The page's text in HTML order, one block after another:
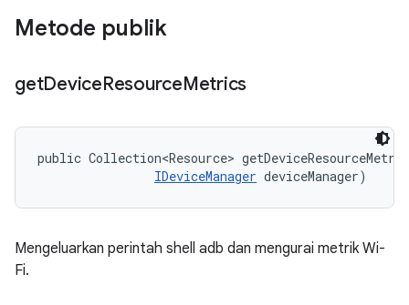
Metode publik
getDeviceResourceMetrics
public Collection<Resource>
IDeviceManager deviceManager)
Mengeluarkan perintah shell adb dan mengurai metrik Wi-
Fi.